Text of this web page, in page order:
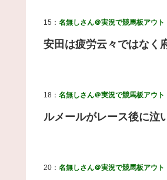
15： 名無しさん＠実況で競馬板アウト
安田は疲労云々ではなく
18： 名無しさん＠実況で競馬板アウト
ルメールがレース後に泣
20： 名無しさん＠実況で競馬板アウト